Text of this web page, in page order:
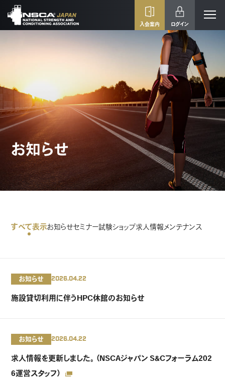
入会案内 ログイン
お知らせ
すべて表示お知らせセミナー試験ショップ求人情報 メンテナンス
お知らせ 2026.04.22
施設貸切利用に伴うHPC休館のお知らせ
お知らせ 2026.04.22
求人情報を更新しました。（NSCAジャパン S&Cフォーラム202
6運営スタッフ）